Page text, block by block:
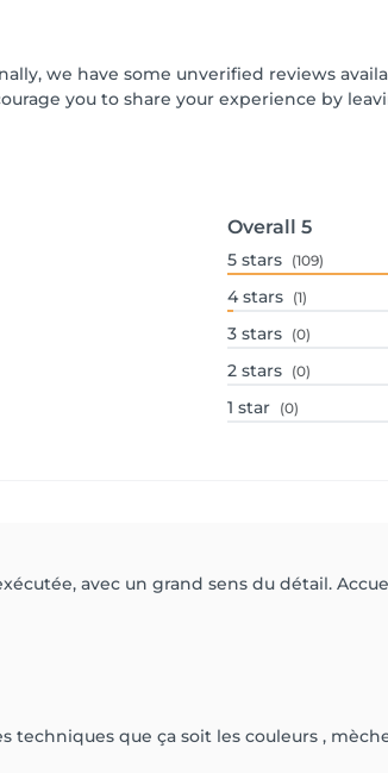
we have some unverified reviews
you to share your experience by
Overall 5
5 stars (109)
4 stars (1)
3 stars (0)
2 stars (0)
1 star (0)
avec un grand sens du détail.
que ça soit les couleurs ,